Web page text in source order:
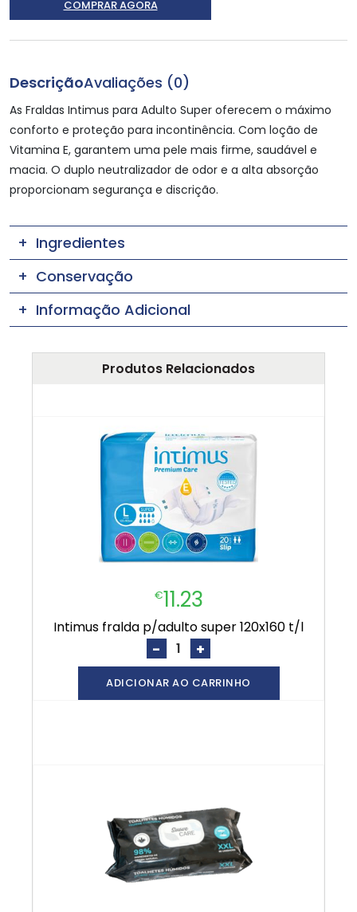
COMPRAR AGORA
DescriçãoAvaliações (0)
As Fraldas Intimus para Adulto Super oferecem o máximo
conforto e proteção para incontinência. Com loção de
Vitamina E, garantem uma pele mais firme, saudável e
macia. O duplo neutralizador de odor e a alta absorção
proporcionam segurança e discrição.
Ingredientes
Conservação
Informação Adicional
Produtos Relacionados
€11.23
intimus fralda p/adulto super 120x160 t/l
- +
ADICIONAR AO CARRINHO